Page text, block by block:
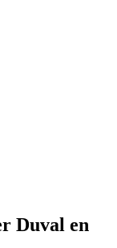
Duval en